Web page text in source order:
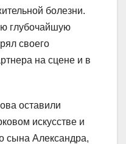
болезни.
глубочайшую
своего
на сцене и в
оставили
искусстве и
сына Александра,